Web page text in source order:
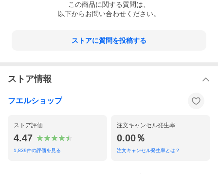
この商品に関する質問は、
以下からお問い合わせください。
ストアに質問を投稿する
ストア情報
フエルショップ
ストア評価
4.47
1,839件の評価を見る
注文キャンセル発生率
0.00％
注文キャンセル発生率とは？